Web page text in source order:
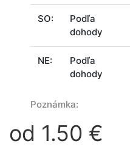
SO:
Podľa
dohody
NE:
Podľa
dohody
Poznámka:
od 1.50 €